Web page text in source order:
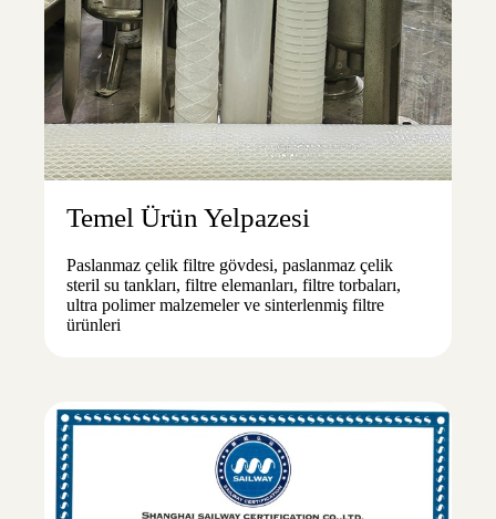
Temel Ürün Yelpazesi
Paslanmaz çelik filtre gövdesi, paslanmaz çelik
steril su tankları, filtre elemanları, filtre torbaları,
ultra polimer malzemeler ve sinterlenmiş filtre
ürünleri